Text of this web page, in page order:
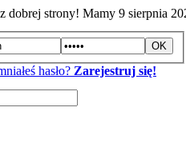
dobrej strony! Mamy 9 sierpnia
hasło? Zarejestruj się!